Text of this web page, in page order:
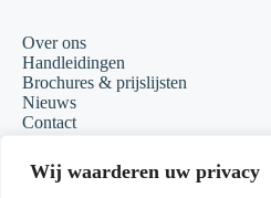
Wij waarderen uw privacy
Over ons
Handleidingen
Brochures & prijslijsten
Nieuws
Contact
Copyright 2023 Matcall